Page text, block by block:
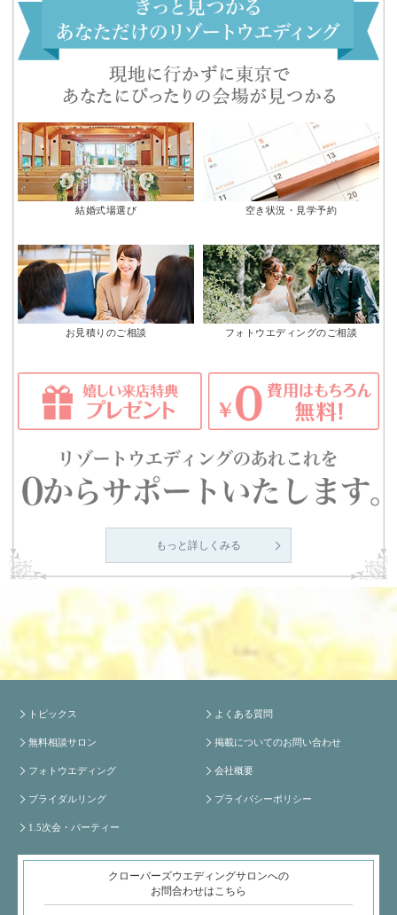
結婚式場選び 空き状況・見学予約
お見積りのご相談 フォトウエディングのご相談
もっと詳しくみる
トピックス
無料相談サロン
フォトウエディング
ブライダルリング
1.5次会・パーティー
よくある質問
掲載についてのお問い合わせ
会社概要
プライバシーポリシー
クローバーズウエディングサロンへの
お問合わせはこちら